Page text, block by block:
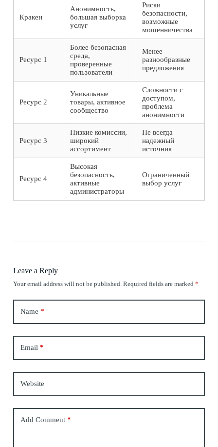
Кракен
Анонимность,
большая выборка
услуг
Риски
безопасности,
возможные
мошенничества
Ресурс 1
Более безопасная
среда,
проверенные
пользователи
Менее
разнообразные
предложения
Ресурс 2
Уникальные
товары, активное
сообщество
Сложности с
доступом,
проблема
анонимности
Ресурс 3
Низкие комиссии,
широкий
ассортимент
Не всегда
надежный
источник
Ресурс 4
Высокая
безопасность,
активные
администраторы
Ограниченный
выбор услуг
Leave a Reply
Your email address will not be published. Required fields are marked *
Name *
Email*
Website
Add Comment*